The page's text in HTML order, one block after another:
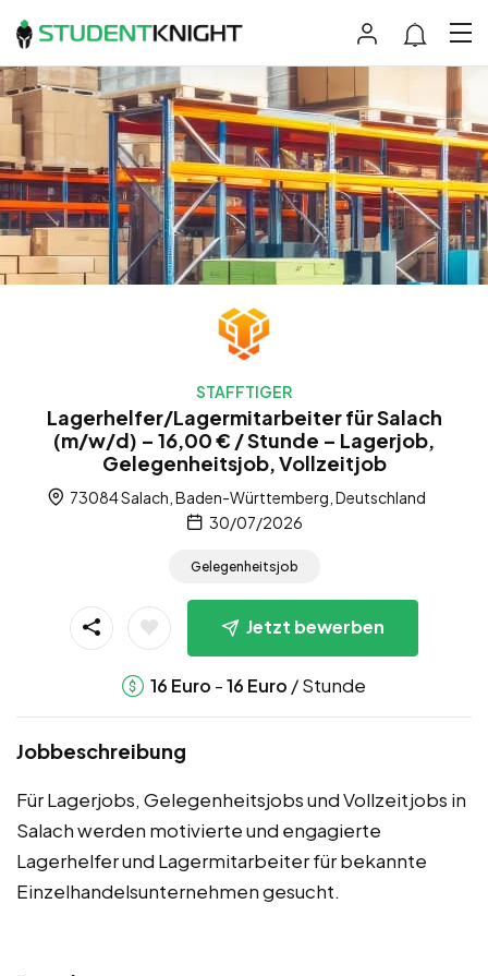
STAFFTIGER
Lagerhelfer/Lagermitarbeiter für Salach
(m/w/d) – 16,00 € / Stunde – Lagerjob,
Gelegenheitsjob, Vollzeitjob
73084 Salach, Baden-Württemberg, Deutschland
30/07/2026
Gelegenheitsjob
Jetzt bewerben
16 Euro -16 Euro / Stunde
Jobbeschreibung
Für Lagerjobs, Gelegenheitsjobs und Vollzeitjobs in
Salach werden motivierte und engagierte
Lagerhelfer und Lagermitarbeiter für bekannte
Einzelhandelsunternehmen gesucht.